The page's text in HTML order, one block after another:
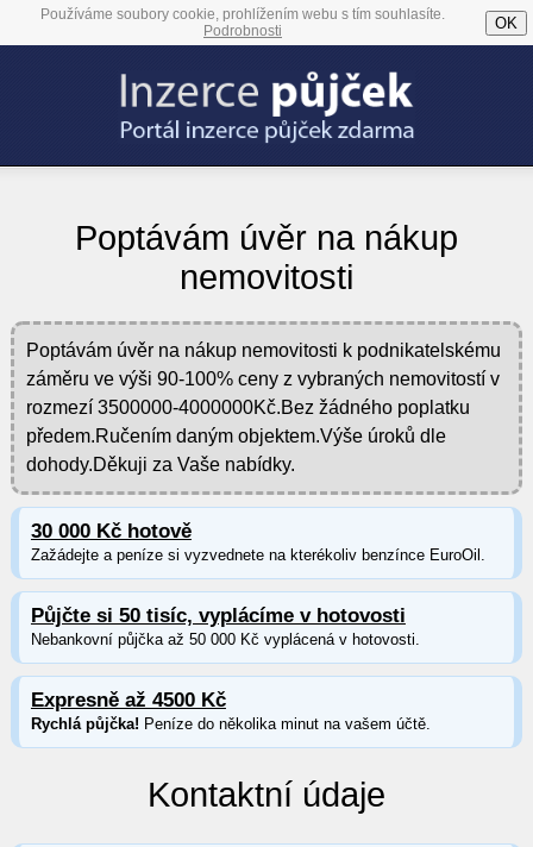
Používáme soubory cookie, prohlížením webu s tím souhlasíte.
Podrobnosti
OK
Poptávám úvěr na nákup
nemovitosti
Poptávám úvěr na nákup nemovitosti k podnikatelskému
záměru ve výši 90-100% ceny z vybraných nemovitostí v
rozmezí 3500000-4000000Kč.Bez žádného poplatku
předem.Ručením daným objektem.Výše úroků dle
dohody.Děkuji za Vaše nabídky.
30 000 Kč hotově
Zažádejte a peníze si vyzvednete na kterékoliv benzínce EuroOil.
Půjčte si 50 tisíc, vyplácíme v hotovosti
Nebankovní půjčka až 50 000 Kč vyplácená v hotovosti.
Expresně až 4500 Kč
Rychlá půjčka! Peníze do několika minut na vašem účtě.
Kontaktní údaje